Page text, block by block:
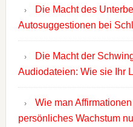
Die Macht des
Autosuggestionen bei
Die Macht der
Audiodateien: Wie sie Ihr
Wie man
persönliches Wachstum